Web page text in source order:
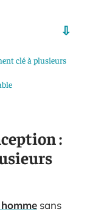
clé à plusieurs
:
sans